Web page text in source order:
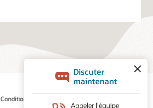
Conditions d'utilisation et confidentialité